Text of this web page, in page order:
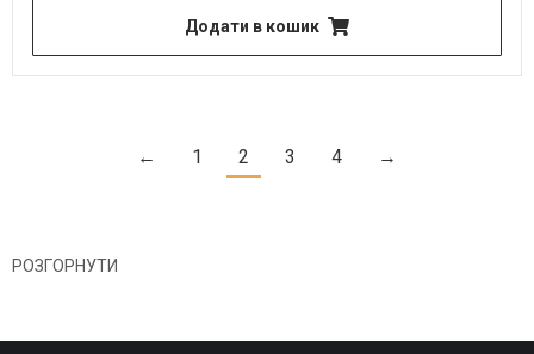
Додати в кошик
← 1 2 3 4 →
РОЗГОРНУТИ